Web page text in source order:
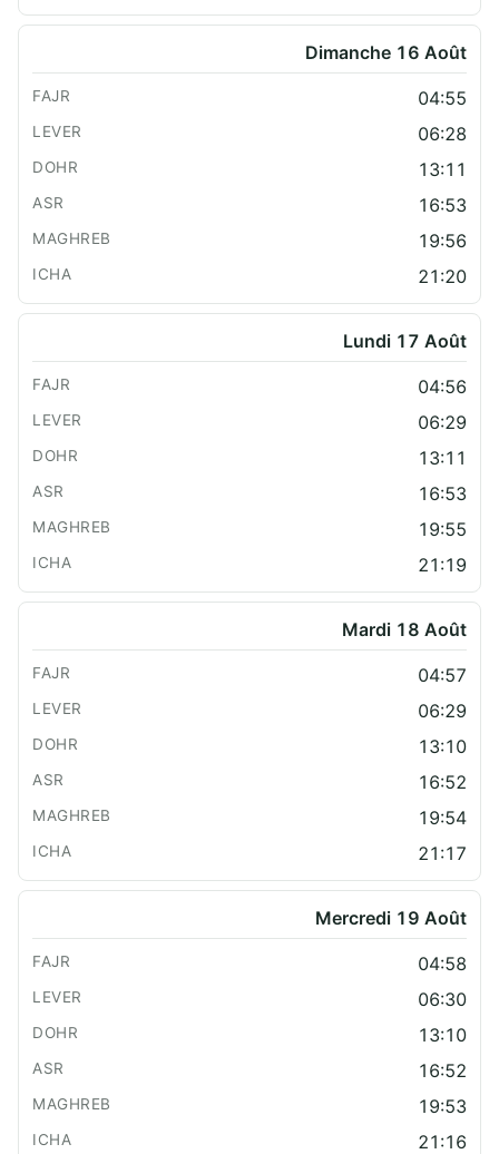
Dimanche 16 Août
04:55
06:28
13:11
16:53
19:56
21:20
Lundi 17 Août
04:56
06:29
13:11
16:53
19:55
21:19
Mardi 18 Août
04:57
06:29
13:10
16:52
19:54
21:17
Mercredi 19 Août
04:58
06:30
13:10
16:52
19:53
21:16